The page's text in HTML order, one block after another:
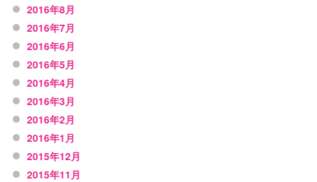
2016年8月
2016年7月
2016年6月
2016年5月
2016年4月
2016年3月
2016年2月
2016年1月
2015年12月
2015年11月